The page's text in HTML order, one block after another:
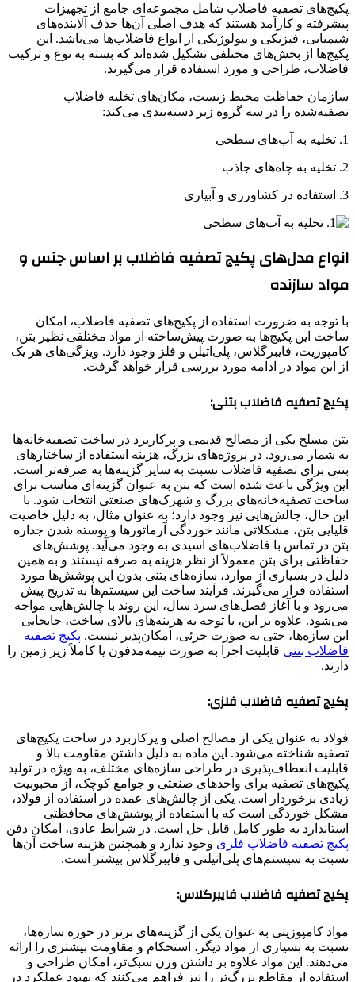
پکیج‌های تصفیه فاضلاب شامل مجموعه‌ای جامع از تجهیزات
پیشرفته و کارآمد هستند که هدف اصلی آن‌ها حذف آلاینده‌های
شیمیایی، فیزیکی و بیولوژیکی از انواع فاضلاب‌ها می‌باشد. این
پکیج‌ها از بخش‌های مختلفی تشکیل شده‌اند که بسته به نوع و ترکیب
فاضلاب، طراحی و مورد استفاده قرار می‌گیرند.
سازمان حفاظت محیط زیست، مکان‌های تخلیه فاضلاب
تصفیه‌شده را در سه گروه زیر دسته‌بندی می‌کند:
1. تخلیه به آب‌های سطحی
2. تخلیه به چاه‌های جاذب
3. استفاده در کشاورزی و آبیاری
انواع مدل‌های پکیج تصفیه فاضلاب بر اساس جنس و
مواد سازنده
با توجه به ضرورت استفاده از پکیج‌های تصفیه فاضلاب، امکان
ساخت این پکیج‌ها به صورت پیش‌ساخته از مواد مختلفی نظیر بتن،
کامپوزیت، فایبرگلاس، پلی‌اتیلن و فلز وجود دارد. ویژگی‌های هر یک
از این مواد در ادامه مورد بررسی قرار خواهد گرفت.
پکیج تصفیه فاضلاب بتنی:
بتن مسلح یکی از مصالح قدیمی و پرکاربرد در ساخت تصفیه‌خانه‌ها
به شمار می‌رود. در پروژه‌های بزرگ، هزینه استفاده از ساختارهای
بتنی برای تصفیه فاضلاب نسبت به سایر گزینه‌ها به صرفه‌تر است.
این ویژگی باعث شده است که بتن به عنوان گزینه‌ای مناسب برای
ساخت تصفیه‌خانه‌های بزرگ و شهرک‌های صنعتی انتخاب شود. با
این حال، چالش‌هایی نیز وجود دارد؛ به عنوان مثال، به دلیل خاصیت
قلیایی بتن، مشکلاتی مانند خوردگی آرماتورها و پوسته‌ شدن جداره
بتن در تماس با فاضلاب‌های اسیدی به وجود می‌آید. پوشش‌های
حفاظتی برای بتن معمولاً از نظر هزینه به صرفه نیستند و به همین
دلیل در بسیاری از موارد، سازه‌های بتنی بدون این پوشش‌ها مورد
استفاده قرار می‌گیرند. فرآیند ساخت این سیستم‌ها به تدریج پیش
می‌رود و با آغاز فصل‌های سرد سال، این روند با چالش‌هایی مواجه
می‌شود. علاوه بر این، با توجه به هزینه‌های بالای ساخت، جابجایی
این سازه‌ها، حتی به صورت جزئی، امکان‌پذیر نیست. پکیج تصفیه
فاضلاب بتنی قابلیت اجرا به صورت نیمه‌مدفون یا کاملاً زیر زمین را
دارند.
پکیج تصفیه فاضلاب فلزی:
فولاد به عنوان یکی از مصالح اصلی و پرکاربرد در ساخت پکیج‌های
تصفیه شناخته می‌شود. این ماده به دلیل داشتن مقاومت بالا و
قابلیت انعطاف‌پذیری در طراحی سازه‌های مختلف، به ویژه در تولید
پکیج‌های تصفیه برای واحدهای صنعتی و جوامع کوچک، از محبوبیت
زیادی برخوردار است. یکی از چالش‌های عمده در استفاده از فولاد،
مشکل خوردگی است که با استفاده از پوشش‌های محافظتی
استاندارد به طور کامل قابل حل است. در شرایط عادی، امکان دفن
پکیج تصفیه فاضلاب فلزی وجود ندارد و همچنین هزینه ساخت آن‌ها
نسبت به سیستم‌های پلی‌اتیلنی و فایبرگلاس بیشتر است.
پکیج تصفیه فاضلاب فایبرگلاس:
مواد کامپوزیتی به عنوان یکی از گزینه‌های برتر در حوزه سازه‌ها،
نسبت به بسیاری از مواد دیگر، استحکام و مقاومت بیشتری را ارائه
می‌دهند. این مواد علاوه بر داشتن وزن سبک‌تر، امکان طراحی و
استفاده از مقاطع بزرگ‌تر را نیز فراهم می‌کنند که بهبود عملکرد در